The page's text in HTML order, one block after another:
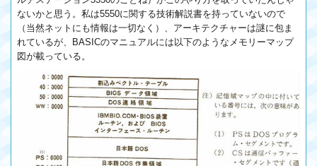
ないかと思う。私は5550に関する技術解説書を持っていないので
（当然ネットにも情報は一切なく）、アーキテクチャーは謎に包ま
れているが、BASICのマニュアルには以下のようなメモリーマップ
図が載っている。